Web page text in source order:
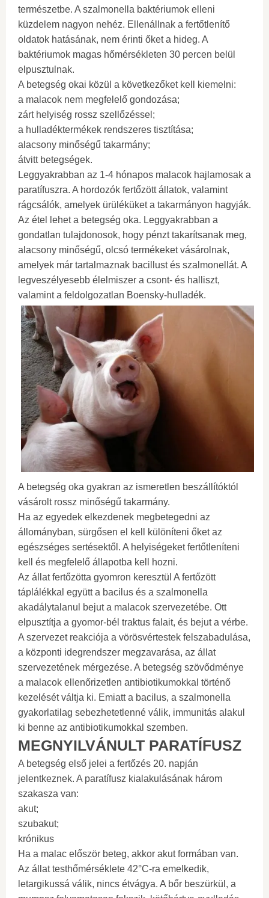
természetbe. A szalmonella baktériumok elleni
küzdelem nagyon nehéz. Ellenállnak a fertőtlenítő
oldatok hatásának, nem érinti őket a hideg. A
baktériumok magas hőmérsékleten 30 percen belül
elpusztulnak.
A betegség okai közül a következőket kell kiemelni:
a malacok nem megfelelő gondozása;
zárt helyiség rossz szellőzéssel;
a hulladéktermékek rendszeres tisztítása;
alacsony minőségű takarmány;
átvitt betegségek.
Leggyakrabban az 1-4 hónapos malacok hajlamosak a
paratífuszra. A hordozók fertőzött állatok, valamint
rágcsálók, amelyek ürüléküket a takarmányon hagyják.
Az étel lehet a betegség oka. Leggyakrabban a
gondatlan tulajdonosok, hogy pénzt takarítsanak meg,
alacsony minőségű, olcsó termékeket vásárolnak,
amelyek már tartalmaznak bacillust és szalmonellát. A
legveszélyesebb élelmiszer a csont- és halliszt,
valamint a feldolgozatlan Boensky-hulladék.
A betegség oka gyakran az ismeretlen beszállítóktól
vásárolt rossz minőségű takarmány.
Ha az egyedek elkezdenek megbetegedni az
állományban, sürgősen el kell különíteni őket az
egészséges sertésektől. A helyiségeket fertőtleníteni
kell és megfelelő állapotba kell hozni.
Az állat fertőzötta gyomron keresztül A fertőzött
táplálékkal együtt a bacilus és a szalmonella
akadálytalanul bejut a malacok szervezetébe. Ott
elpusztítja a gyomor-bél traktus falait, és bejut a vérbe.
A szervezet reakciója a vörösvértestek felszabadulása,
a központi idegrendszer megzavarása, az állat
szervezetének mérgezése. A betegség szövődménye
a malacok ellenőrizetlen antibiotikumokkal történő
kezelését váltja ki. Emiatt a bacilus, a szalmonella
gyakorlatilag sebezhetetlenné válik, immunitás alakul
ki benne az antibiotikumokkal szemben.
MEGNYILVÁNULT PARATÍFUSZ
A betegség első jelei a fertőzés 20. napján
jelentkeznek. A paratífusz kialakulásának három
szakasza van:
akut;
szubakut;
krónikus
Ha a malac először beteg, akkor akut formában van.
Az állat testhőmérséklete 42°C-ra emelkedik,
letargikussá válik, nincs étvágya. A bőr beszürkül, a